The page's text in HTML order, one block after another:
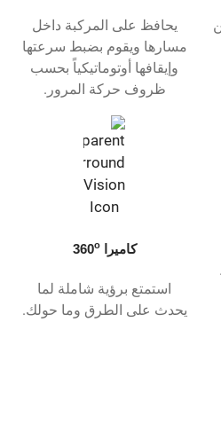
يحافظ على المركبة داخل
مسارها ويقوم بضبط سرعتها
وإيقافها أوتوماتيكياً بحسب
ظروف حركة المرور.
كاميرا 360 o
استمتع برؤية شاملة لما
يحدث على الطرق وما حولك.